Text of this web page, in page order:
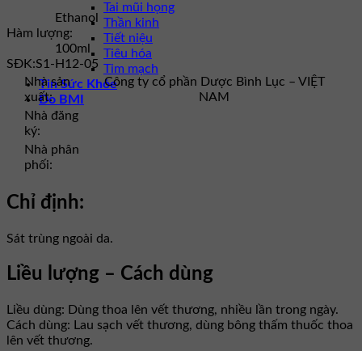
Tai mũi họng
Thần kinh
Tiết niệu
Tiêu hóa
Tim mạch
Tin Sức Khỏe
Đo BMI
Ethanol
Hàm lượng:
100ml
SĐK:S1-H12-05
Nhà sản
xuất:
Công ty cổ phần Dược Bình Lục – VIỆT
NAM
Nhà đăng
ký:
Nhà phân
phối:
Chỉ định:
Sát trùng ngoài da.
Liều lượng – Cách dùng
Liều dùng: Dùng thoa lên vết thương, nhiều lần trong ngày.
Cách dùng: Lau sạch vết thương, dùng bông thấm thuốc thoa
lên vết thương.